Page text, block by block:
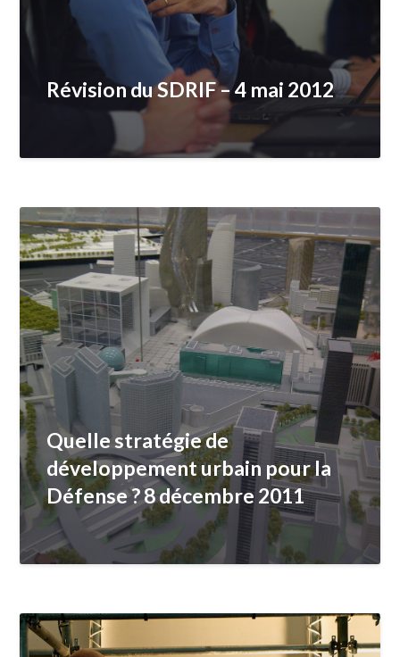
Révision du SDRIF – 4 mai 2012
Quelle stratégie de
développement urbain pour la
Défense ? 8 décembre 2011